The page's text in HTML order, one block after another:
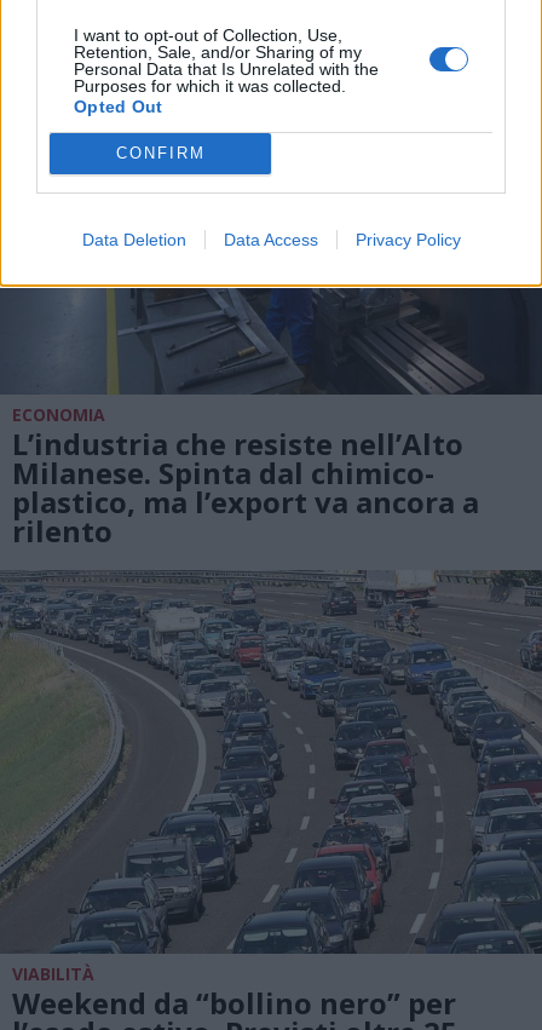
I want to opt-out of Collection, Use,
Retention, Sale, and/or Sharing of my
Personal Data that Is Unrelated with the
Purposes for which it was collected.
Opted Out
CONFIRM
Data Deletion Data Access Privacy Policy
ECONOMIA
L’industria che resiste nell’Alto
Milanese. Spinta dal chimico-
plastico, ma l’export va ancora a
rilento
VIABILITÀ
Weekend da “bollino nero” per